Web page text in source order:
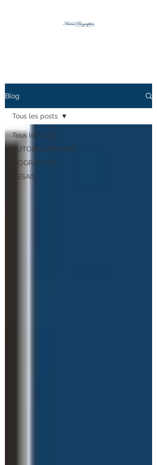
Blog
Tous les posts
AUTOBIOGRAPHIES
BIOGRAPHIES
ESSAIS
Tous les posts